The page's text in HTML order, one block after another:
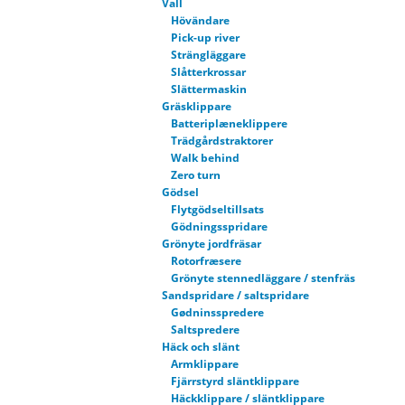
Vall
Hövändare
Pick-up river
Strängläggare
Slåtterkrossar
Slättermaskin
Gräsklippare
Batteriplæneklippere
Trädgårdstraktorer
Walk behind
Zero turn
Gödsel
Flytgödseltillsats
Gödningsspridare
Grönyte jordfräsar
Rotorfræsere
Grönyte stennedläggare / stenfräs
Sandspridare / saltspridare
Gødninsspredere
Saltspredere
Häck och slänt
Armklippare
Fjärrstyrd släntklippare
Häckklippare / släntklippare